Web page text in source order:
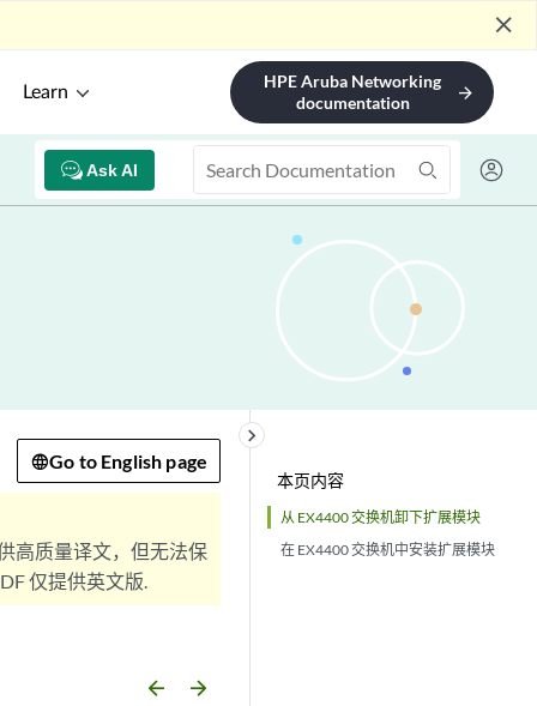
close
Learn
HPE Aruba Networking
documentation
arrow_forward
Ask AI
本页内容
从 EX4400 交换机卸下扩展模块
在 EX4400 交换机中安装扩展模块
keyboard_arrow_right
Go to English page
高质量译文，但无法保
仅提供英文版.
arrow_backward arrow_forward